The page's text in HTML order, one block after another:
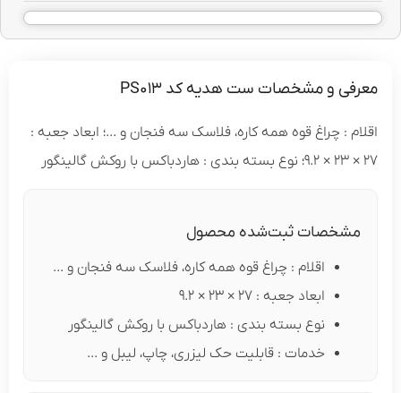
معرفی و مشخصات ست هدیه کد PS013
اقلام : چراغ قوه همه کاره، فلاسک سه فنجان و ...؛ ابعاد جعبه :
27 × 23 × 9.2؛ نوع بسته بندی : هاردباکس با روکش گالینگور
مشخصات ثبت‌شده محصول
اقلام : چراغ قوه همه کاره، فلاسک سه فنجان و ...
ابعاد جعبه : 27 × 23 × 9.2
نوع بسته بندی : هاردباکس با روکش گالینگور
خدمات : قابلیت حک لیزری، چاپ، لیبل و ...